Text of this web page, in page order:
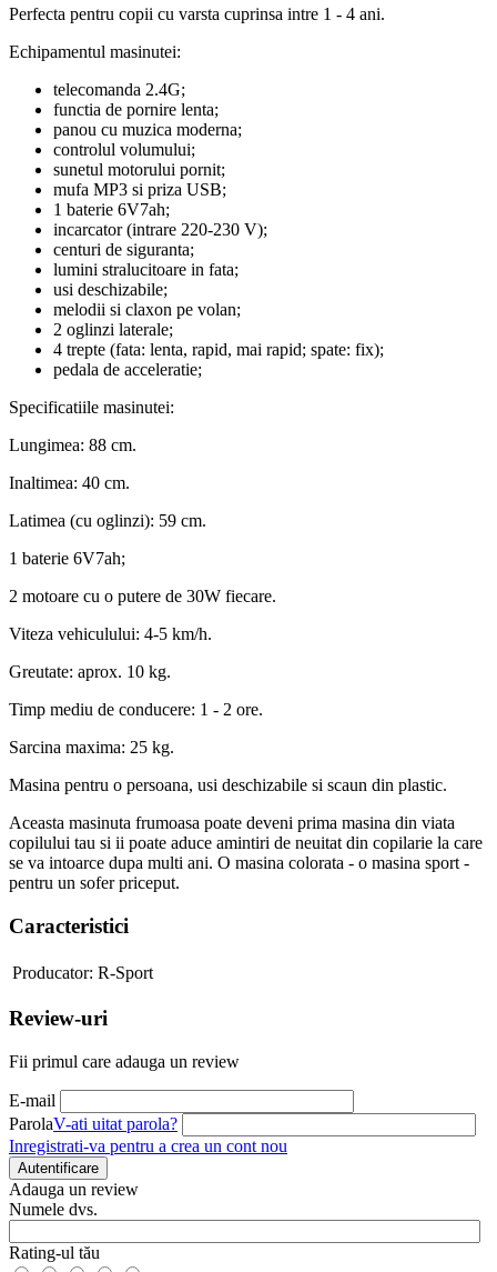
Perfecta pentru copii cu varsta cuprinsa intre 1 - 4 ani.
Echipamentul masinutei:
telecomanda 2.4G;
functia de pornire lenta;
panou cu muzica moderna;
controlul volumului;
sunetul motorului pornit;
mufa MP3 si priza USB;
1 baterie 6V7ah;
incarcator (intrare 220-230 V);
centuri de siguranta;
lumini stralucitoare in fata;
usi deschizabile;
melodii si claxon pe volan;
2 oglinzi laterale;
4 trepte (fata: lenta, rapid, mai rapid; spate: fix);
pedala de acceleratie;
Specificatiile masinutei:
Lungimea: 88 cm.
Inaltimea: 40 cm.
Latimea (cu oglinzi): 59 cm.
1 baterie 6V7ah;
2 motoare cu o putere de 30W fiecare.
Viteza vehiculului: 4-5 km/h.
Greutate: aprox. 10 kg.
Timp mediu de conducere: 1 - 2 ore.
Sarcina maxima: 25 kg.
Masina pentru o persoana, usi deschizabile si scaun din plastic.
Aceasta masinuta frumoasa poate deveni prima masina din viata
copilului tau si ii poate aduce amintiri de neuitat din copilarie la care
se va intoarce dupa multi ani. O masina colorata - o masina sport -
pentru un sofer priceput.
Caracteristici
Producator: R-Sport
Review-uri
Fii primul care adauga un review
E-mail
ParolaV-ati uitat parola?
Inregistrati-va pentru a crea un cont nou
Autentificare
Adauga un review
Numele dvs.
Rating-ul tău